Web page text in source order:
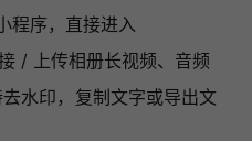
程序，直接进入
/ 上传相册长视频、音频
水印，复制文字或导出文